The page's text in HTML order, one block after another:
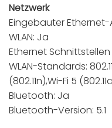
Netzwerk
Eingebauter Ethernet-
WLAN: Ja
Ethernet
WLAN-Standards:
(802.11n),Wi-Fi 5
Bluetooth: Ja
Bluetooth-Version: 5.1